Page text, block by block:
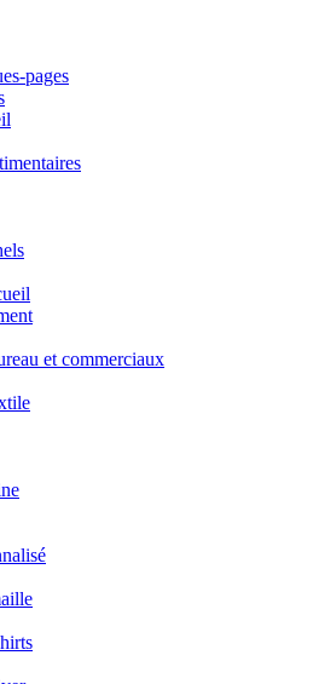
pages
et commerciaux